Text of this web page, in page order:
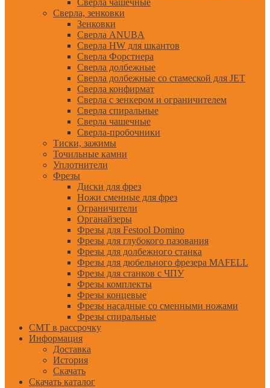
Сверла чашечные
Сверла, зенковки
Зенковки
Сверла ANUBA
Сверла HW для шкантов
Сверла Форстнера
Сверла долбежные
Сверла долбежные со стамеской для JET
Сверла конфирмат
Сверла с зенкером и ограничителем
Сверла спиральные
Сверла чашечные
Сверла-пробочники
Тиски, зажимы
Точильные камни
Уплотнители
Фрезы
Диски для фрез
Ножи сменные для фрез
Ограничители
Органайзеры
Фрезы для Festool Domino
Фрезы для глубокого пазования
Фрезы для долбежного станка
Фрезы для дюбельного фрезера MAFELL
Фрезы для станков с ЧПУ
Фрезы комплекты
Фрезы концевые
Фрезы насадные со сменными ножами
Фрезы спиральные
CMT в рассрочку
Информация
Доставка
История
Скачать
Скачать каталог